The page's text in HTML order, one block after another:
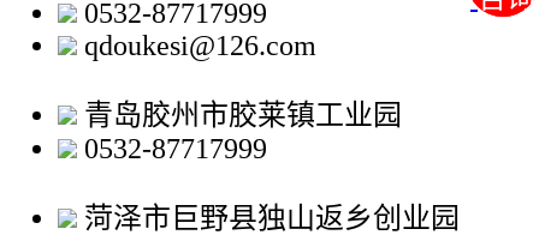
0532-87717999
qdoukesi@126.com
青岛胶州市胶莱镇工业园
0532-87717999
菏泽市巨野县独山返乡创业园